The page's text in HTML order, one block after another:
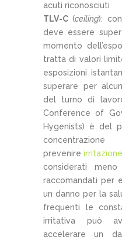
acuti riconosciuti
TLV-C (ceiling):
deve essere
momento
tratta di valori
esposizioni
superare per
del turno di
Conference of
Hygenists) è del
prevenire irritazione
considerati
raccomandati per
un danno per la
frequenti le
irritativa può
accelerare un